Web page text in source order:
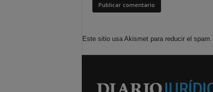
Este sitio usa Akismet para reducir el spam.